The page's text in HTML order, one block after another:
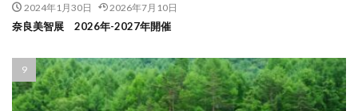
2024年1月30日 2026年7月10日
奈良美智展 2026年-2027年開催